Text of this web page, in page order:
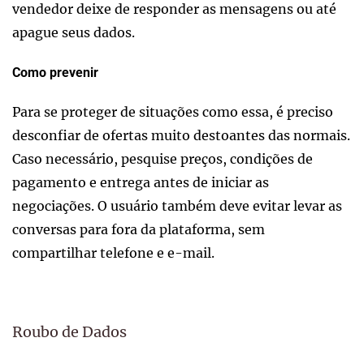
vendedor deixe de responder as mensagens ou até
apague seus dados.
Como prevenir
Para se proteger de situações como essa, é preciso
desconfiar de ofertas muito destoantes das normais.
Caso necessário, pesquise preços, condições de
pagamento e entrega antes de iniciar as
negociações. O usuário também deve evitar levar as
conversas para fora da plataforma, sem
compartilhar telefone e e-mail.
Roubo de Dados